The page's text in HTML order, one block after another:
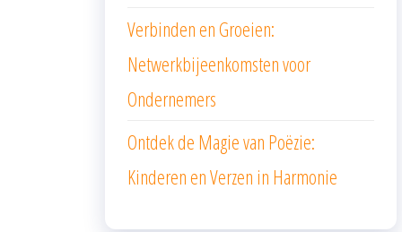
Verbinden en Groeien:
Netwerkbijeenkomsten voor
Ondernemers
Ontdek de Magie van Poëzie:
Kinderen en Verzen in Harmonie